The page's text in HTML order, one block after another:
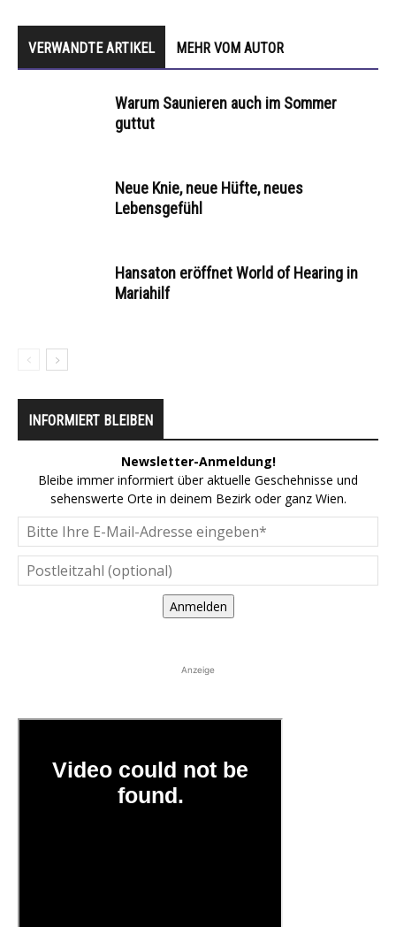
VERWANDTE ARTIKEL MEHR VOM AUTOR
Warum Saunieren auch im Sommer
guttut
Neue Knie, neue Hüfte, neues
Lebensgefühl
Hansaton eröffnet World of Hearing in
Mariahilf
INFORMIERT BLEIBEN
Newsletter-Anmeldung!
Bleibe immer informiert über aktuelle Geschehnisse und
sehenswerte Orte in deinem Bezirk oder ganz Wien.
Anmelden
Anzeige